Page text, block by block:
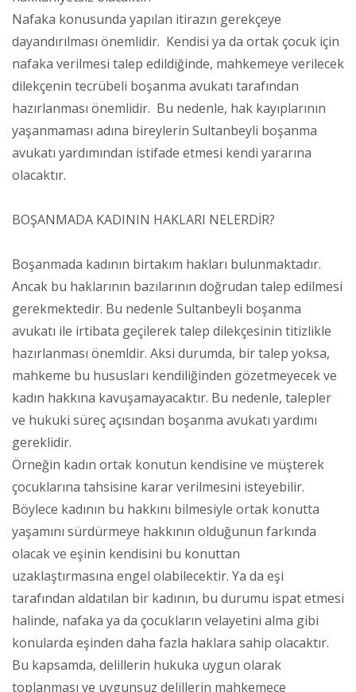
Nafaka konusunda yapılan itirazın gerekçeye
dayandırılması önemlidir. Kendisi ya da ortak çocuk için
nafaka verilmesi talep edildiğinde, mahkemeye verilecek
dilekçenin tecrübeli boşanma avukatı tarafından
hazırlanması önemlidir. Bu nedenle, hak kayıplarının
yaşanmaması adına bireylerin Sultanbeyli boşanma
avukatı yardımından istifade etmesi kendi yararına
olacaktır.
BOŞANMADA KADININ HAKLARI NELERDİR?
Boşanmada kadının birtakım hakları bulunmaktadır.
Ancak bu haklarının bazılarının doğrudan talep edilmesi
gerekmektedir. Bu nedenle Sultanbeyli boşanma
avukatı ile irtibata geçilerek talep dilekçesinin titizlikle
hazırlanması önemldir. Aksi durumda, bir talep yoksa,
mahkeme bu hususları kendiliğinden gözetmeyecek ve
kadın hakkına kavuşamayacaktır. Bu nedenle, talepler
ve hukuki süreç açısından boşanma avukatı yardımı
gereklidir.
Örneğin kadın ortak konutun kendisine ve müşterek
çocuklarına tahsisine karar verilmesini isteyebilir.
Böylece kadının bu hakkını bilmesiyle ortak konutta
yaşamını sürdürmeye hakkının olduğunun farkında
olacak ve eşinin kendisini bu konuttan
uzaklaştırmasına engel olabilecektir. Ya da eşi
tarafından aldatılan bir kadının, bu durumu ispat etmesi
halinde, nafaka ya da çocukların velayetini alma gibi
konularda eşinden daha fazla haklara sahip olacaktır.
Bu kapsamda, delillerin hukuka uygun olarak
toplanması ve uygunsuz delillerin mahkemece